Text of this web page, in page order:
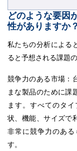
どのような要因
性がありますか？
私たちの分析による
ると予想される課題
競争力のある市場：
まな製品のために課
ます。すべてのタ
状、機能、サイズで
非常に競争力のあ
す。